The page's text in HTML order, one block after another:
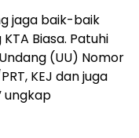
jaga baik-baik
Biasa. Patuhi
(UU) Nomor
KEJ dan juga
ungkap